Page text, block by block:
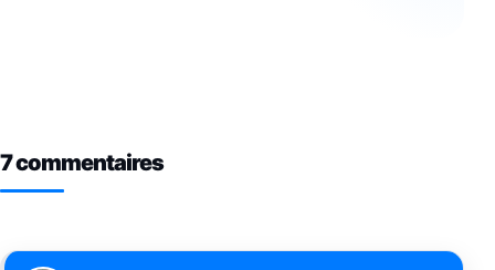
7 commentaires